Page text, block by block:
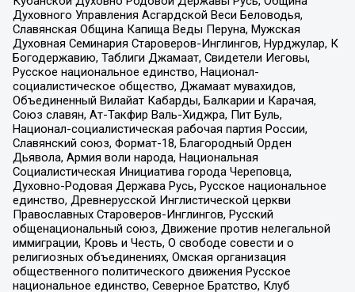
Духовного Управления Асгардской Веси Беловодья,
Славянская Община Капища Веды Перуна, Мужская
Духовная Семинария Староверов-Инглингов, Нурджулар, К
Богодержавию, Таблиги Джамаат, Свидетели Иеговы,
Русское национальное единство, Национал-
социалистическое общество, Джамаат мувахидов,
Объединенный Вилайат Кабарды, Балкарии и Карачая,
Союз славян, Ат-Такфир Валь-Хиджра, Пит Буль,
Национал-социалистическая рабочая партия России,
Славянский союз, Формат-18, Благородный Орден
Дьявола, Армия воли народа, Национальная
Социалистическая Инициатива города Череповца,
Духовно-Родовая Держава Русь, Русское национальное
единство, Древнерусской Инглистической церкви
Православных Староверов-Инглингов, Русский
общенациональный союз, Движение против нелегальной
иммиграции, Кровь и Честь, О свободе совести и о
религиозных объединениях, Омская организация
общественного политического движения Русское
национальное единство, Северное Братство, Клуб